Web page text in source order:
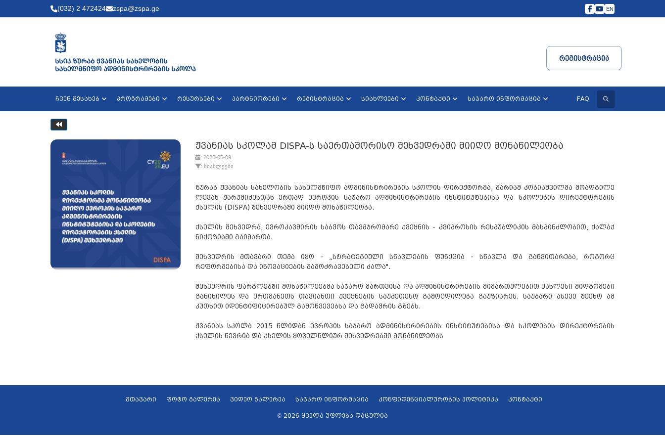
(032) 2 472424 zspa@zspa.ge EN
Რეგისტრაცია
ჩვენ შესახებ პროგრამები რესურსები პარტნიორები რეგისტრაცია სიახლეები კონტაქტი საჯარო ინფორმაცია FAQ
ძიება
ჟვანიას სკოლამ DISPA-ს საერთაშორისო შეხვედრაში მიიღო მონაწილეობა
: 2026-05-09
: სიახლეები
ზურაბ ჟვანიას სახელობის სახელმწიფო ადმინისტრირების სკოლის დირექტორმა, მარიამ კობიაშვილმა მოადგილე
ლევან ქარუმიძესთან ერთად ევროპის საჯარო ადმინისტრირების ინსტიტუტებისა და სკოლების დირექტორების
ქსელის (DISPA) შეხვედრაში მიიღო მონაწილეობა.
ქსელის შეხვედრა, ევროკავშირის საბჭოს თავმჯრომარე ქვეყნის - კვიპროსის რესპუბლიკის მასპინძლობით, ქალაქ
ნიქოზიაში გაიმართა.
შეხვედრის მთავარი თემა იყო - „სტრატეგიული სწავლების ფუნქცია - სწავლა და განვითარება, როგორც
რეფორმებისა და ინოვაციების მამოძრავებელი ძალა".
შეხვედრის ფარგლებში მონაწილეებმა საჯარო მართვისა და ადმინისტრირების მიმართულებით უახლესი მიდგომები
განიხილეს და ერთმანეთს თავიანთი ქვეყნების საუკეთესო გამოცდილება გაუზიარეს. საუბარი ასევე შეეხო ამ
კუთხით იდენტიფიცირებულ გამოწვევებსა და გადაჭრის გზებს.
ჟვანიას სკოლა 2015 წლიდან ევროპის საჯარო ადმინისტრირების ინსტიტუტებისა და სკოლების დირექტორების
ქსელის წევრია და ქსელის ყოველწლიურ შეხვედრებში მონაწილეობს
მთავარი ფოტო გალერეა ვიდეო გალერეა საჯარო ინფორმაცია კონფიდენციალურობის პოლიტიკა კონტაქტი
© 2026 ყველა უფლება დაცულია